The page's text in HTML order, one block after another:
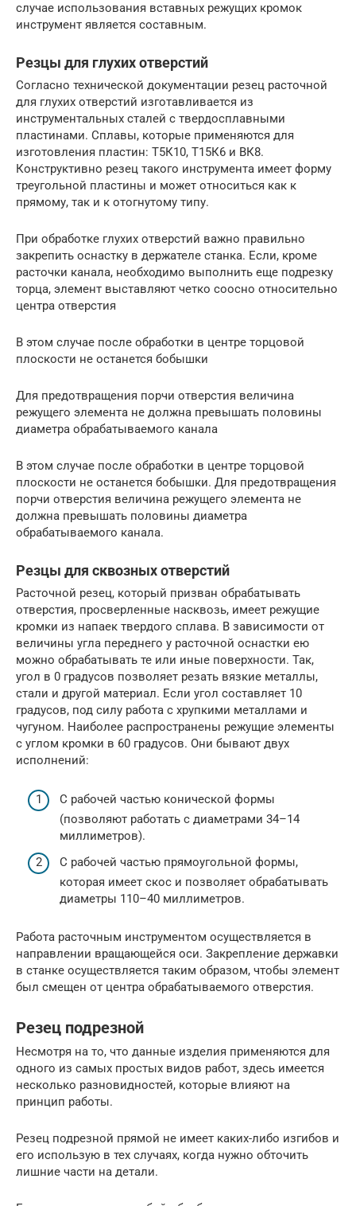
случае использования вставных режущих кромок
инструмент является составным.
Резцы для глухих отверстий
Согласно технической документации резец расточной
для глухих отверстий изготавливается из
инструментальных сталей с твердосплавными
пластинами. Сплавы, которые применяются для
изготовления пластин: Т5К10, Т15К6 и ВК8.
Конструктивно резец такого инструмента имеет форму
треугольной пластины и может относиться как к
прямому, так и к отогнутому типу.
При обработке глухих отверстий важно правильно
закрепить оснастку в держателе станка. Если, кроме
расточки канала, необходимо выполнить еще подрезку
торца, элемент выставляют четко соосно относительно
центра отверстия
В этом случае после обработки в центре торцовой
плоскости не останется бобышки
Для предотвращения порчи отверстия величина
режущего элемента не должна превышать половины
диаметра обрабатываемого канала
В этом случае после обработки в центре торцовой
плоскости не останется бобышки. Для предотвращения
порчи отверстия величина режущего элемента не
должна превышать половины диаметра
обрабатываемого канала.
Резцы для сквозных отверстий
Расточной резец, который призван обрабатывать
отверстия, просверленные насквозь, имеет режущие
кромки из напаек твердого сплава. В зависимости от
величины угла переднего у расточной оснастки ею
можно обрабатывать те или иные поверхности. Так,
угол в 0 градусов позволяет резать вязкие металлы,
стали и другой материал. Если угол составляет 10
градусов, под силу работа с хрупкими металлами и
чугуном. Наиболее распространены режущие элементы
с углом кромки в 60 градусов. Они бывают двух
исполнений:
С рабочей частью конической формы
(позволяют работать с диаметрами 34–14
миллиметров).
С рабочей частью прямоугольной формы,
которая имеет скос и позволяет обрабатывать
диаметры 110–40 миллиметров.
Работа расточным инструментом осуществляется в
направлении вращающейся оси. Закрепление державки
в станке осуществляется таким образом, чтобы элемент
был смещен от центра обрабатываемого отверстия.
Резец подрезной
Несмотря на то, что данные изделия применяются для
одного из самых простых видов работ, здесь имеется
несколько разновидностей, которые влияют на
принцип работы.
Резец подрезной прямой не имеет каких-либо изгибов и
его использую в тех случаях, когда нужно обточить
лишние части на детали.